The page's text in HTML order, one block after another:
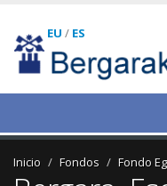
EU / ES
Inicio Fondos Fondo